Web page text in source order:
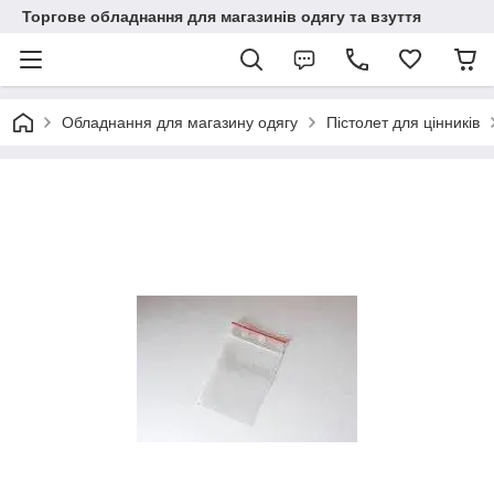
Торгове обладнання для магазинів одягу та взуття
Обладнання для магазину одягу Пістолет для цінників